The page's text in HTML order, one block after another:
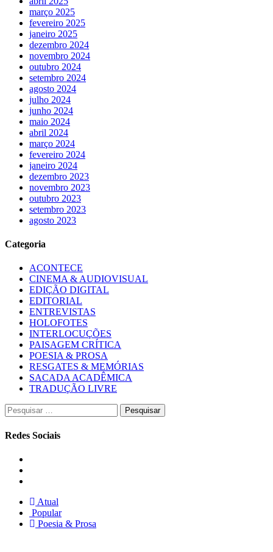
março 2025
fevereiro 2025
janeiro 2025
dezembro 2024
novembro 2024
outubro 2024
setembro 2024
agosto 2024
julho 2024
junho 2024
maio 2024
abril 2024
março 2024
fevereiro 2024
janeiro 2024
dezembro 2023
novembro 2023
outubro 2023
setembro 2023
agosto 2023
Categoria
ACONTECE
CINEMA & AUDIOVISUAL
EDIÇÃO DIGITAL
EDITORIAL
ENTREVISTAS
HOLOFOTES
INTERLOCUÇÕES
PAISAGEM CRÍTICA
POESIA & PROSA
RESGATES & MEMÓRIAS
SACADA ACADÊMICA
TRADUÇÃO LIVRE
Pesquisar
por:
Redes Sociais
Atual
Popular
Poesia & Prosa